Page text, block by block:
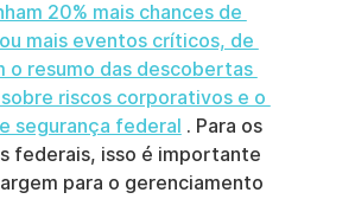
20% mais chances de
mais eventos críticos, de
o resumo das descobertas
riscos corporativos e o
segurança federal . Para os
federais, isso é importante
para o gerenciamento